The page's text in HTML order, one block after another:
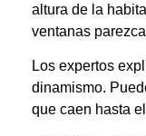
altura de la
ventanas
Los expertos
dinamismo.
que caen hasta